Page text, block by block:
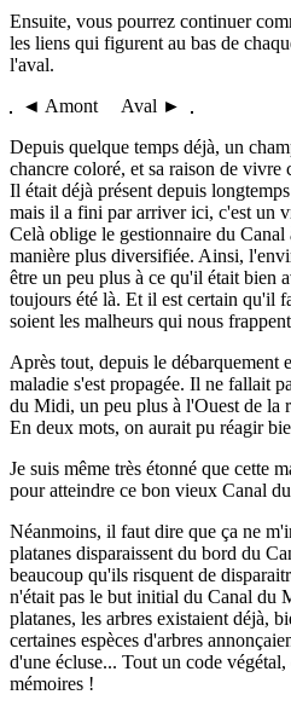
Ensuite, vous pourrez continuer
les liens qui figurent au bas de
l'aval.
◄ Amont Aval ►
Depuis quelque temps déjà, un
chancre coloré, et sa raison de vivre
Il était déjà présent depuis
mais il a fini par arriver ici, c'est un
Celà oblige le gestionnaire du Canal
manière plus diversifiée. Ainsi,
être un peu plus à ce qu'il était bien
toujours été là. Et il est certain qu'il
soient les malheurs qui nous
Après tout, depuis le débarquement
maladie s'est propagée. Il ne fallait
du Midi, un peu plus à l'Ouest de la
En deux mots, on aurait pu réagir
Je suis même très étonné que cette
pour atteindre ce bon vieux Canal
Néanmoins, il faut dire que ça ne
platanes disparaissent du bord du
beaucoup qu'ils risquent de
n'était pas le but initial du Canal du
platanes, les arbres existaient déjà,
certaines espèces d'arbres
d'une écluse... Tout un code
mémoires !